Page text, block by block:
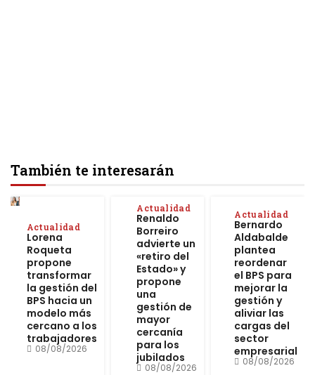
También te interesarán
Actualidad
Lorena
Roqueta
propone
transformar
la gestión del
BPS hacia un
modelo más
cercano a los
trabajadores
08/08/2026
Actualidad
Renaldo
Borreiro
advierte un
«retiro del
Estado» y
propone
una
gestión de
mayor
cercanía
para los
jubilados
08/08/2026
Actualidad
Bernardo
Aldabalde
plantea
reordenar
el BPS para
mejorar la
gestión y
aliviar las
cargas del
sector
empresarial
08/08/2026